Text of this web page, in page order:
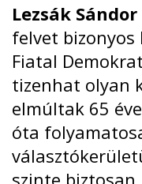
Lezsák Sándor
felvet bizonyos
Fiatal
tizenhat olyan
elmúltak 65
óta
szinte